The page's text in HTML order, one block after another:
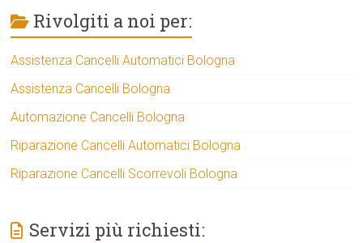
Rivolgiti a noi per:
Assistenza Cancelli Automatici Bologna
Assistenza Cancelli Bologna
Automazione Cancelli Bologna
Riparazione Cancelli Automatici Bologna
Riparazione Cancelli Scorrevoli Bologna
Servizi più richiesti: